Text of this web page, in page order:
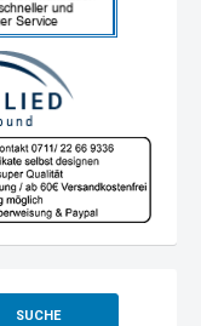
SUCHE